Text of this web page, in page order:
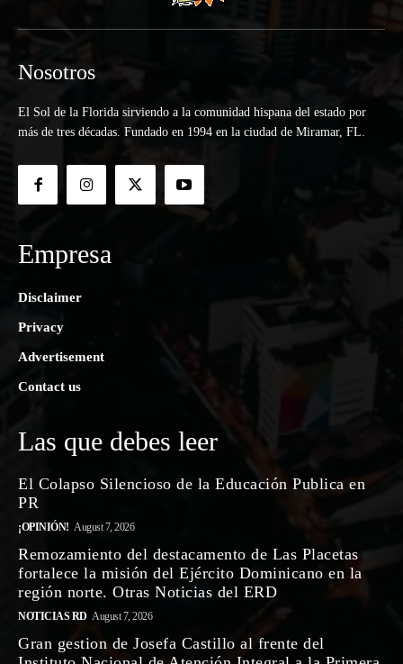
Nosotros
El Sol de la Florida sirviendo a la comunidad hispana del estado por
más de tres décadas. Fundado en 1994 en la ciudad de Miramar, FL.
Empresa
Disclaimer
Privacy
Advertisement
Contact us
Las que debes leer
El Colapso Silencioso de la Educación Publica en
PR
¡OPINIÓN! August 7, 2026
Remozamiento del destacamento de Las Placetas
fortalece la misión del Ejército Dominicano en la
región norte. Otras Noticias del ERD
NOTICIAS RD August 7, 2026
Gran gestion de Josefa Castillo al frente del